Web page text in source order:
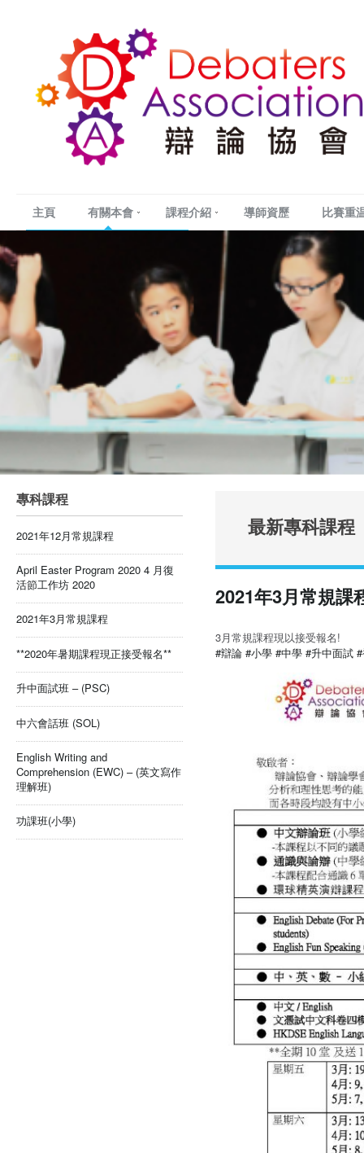
主頁 有關本會 課程介紹 導師資歷 比賽重
專科課程
2021年12月常規課程
April Easter Program 2020 4 月復
活節工作坊 2020
2021年3月常規課程
**2020年暑期課程現正接受報名**
升中面試班 – (PSC)
中六會話班 (SOL)
English Writing and
Comprehension (EWC) – (英文寫作
理解班)
功課班(小學)
最新專科課程
2021年3月常規課
3月常規課程現以接受報名!
#辯論 #小學 #中學 #升中面試